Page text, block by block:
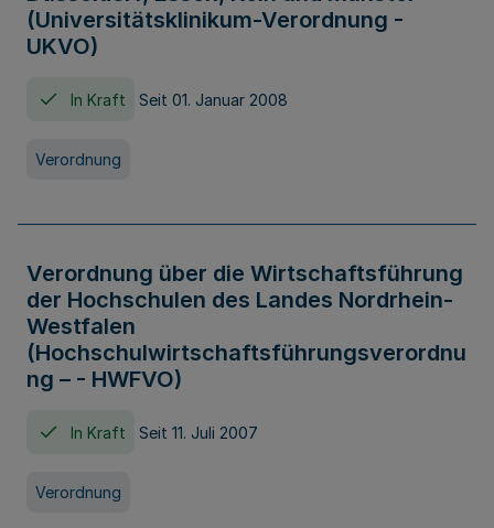
(Universitätsklinikum-Verordnung -
UKVO)
In Kraft Seit 01. Januar 2008
Verordnung
Verordnung über die Wirtschaftsführung
der Hochschulen des Landes Nordrhein-
Westfalen
(Hochschulwirtschaftsführungsverordnu
ng – - HWFVO)
In Kraft Seit 11. Juli 2007
Verordnung